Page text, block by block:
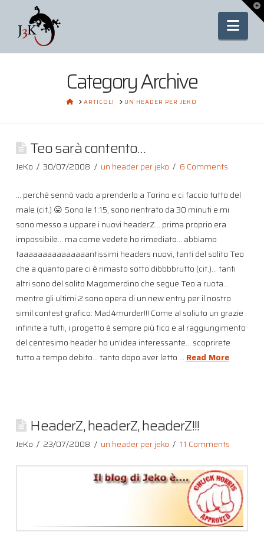
Category Archive
HOME
ARTICOLI UN HEADER PER JEKO
Teo sarà contento…
JeKo 30/07/2008 un header per jeko 6 Comments
… perché sennò vado a prenderlo a Torino e ci faccio tutto del
male (cit.) 😛 Sono le 1:15, sono rientrato da 30 minuti e mi
sono messo a uppare i nuovi headerZ… prima proprio era
impossibile… ma come vedete ho rimediato… abbiamo
taaaaaaaaaaaaaaantissimi headers nuovi, tanti del solito Teo
che a quanto pare ci è rimasto sotto dibbbbrutto (cit.)… tanti
altri sono del solito Magomerdino che segue Teo a ruota…
mentre gli ultimi 2 sono opera di un new entry per il nostro
simil contest grafico: Mad4murder!!! Come al soliuto un grazie
infinite a tutti, i progetto è sempre più fico e al raggiungimento
del centesimo header ho un’idea interessante… scoprirete
tutto a tempo debito… tanto dopo aver letto … Read More
HeaderZ, headerZ, headerZ!!!
JeKo 23/07/2008 un header per jeko 11 Comments